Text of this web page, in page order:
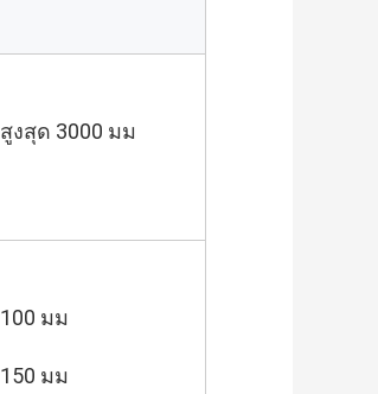
สูงสุด 3000 มม
100 มม
150 มม